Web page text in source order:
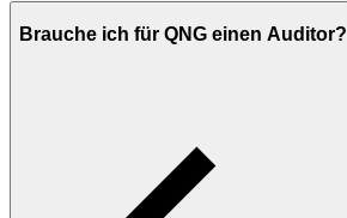
Brauche ich für QNG einen Auditor?